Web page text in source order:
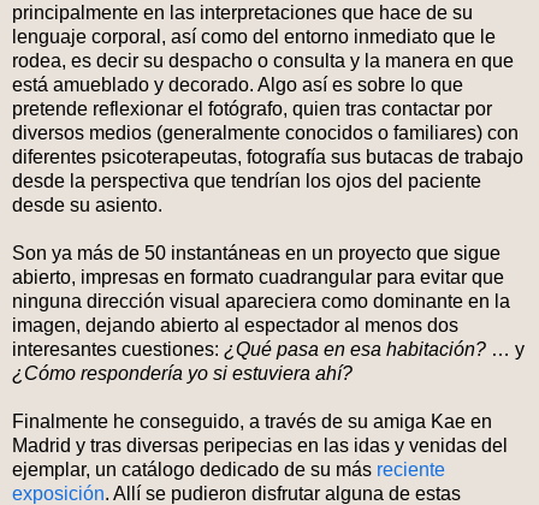
principalmente en las interpretaciones que hace de su
lenguaje corporal, así como del entorno inmediato que le
rodea, es decir su despacho o consulta y la manera en que
está amueblado y decorado. Algo así es sobre lo que
pretende reflexionar el fotógrafo, quien tras contactar por
diversos medios (generalmente conocidos o familiares) con
diferentes psicoterapeutas, fotografía sus butacas de trabajo
desde la perspectiva que tendrían los ojos del paciente
desde su asiento.
Son ya más de 50 instantáneas en un proyecto que sigue
abierto, impresas en formato cuadrangular para evitar que
ninguna dirección visual apareciera como dominante en la
imagen, dejando abierto al espectador al menos dos
interesantes cuestiones: ¿Qué pasa en esa habitación? … y
¿Cómo respondería yo si estuviera ahí?
Finalmente he conseguido, a través de su amiga Kae en
Madrid y tras diversas peripecias en las idas y venidas del
ejemplar, un catálogo dedicado de su más reciente
exposición. Allí se pudieron disfrutar alguna de estas